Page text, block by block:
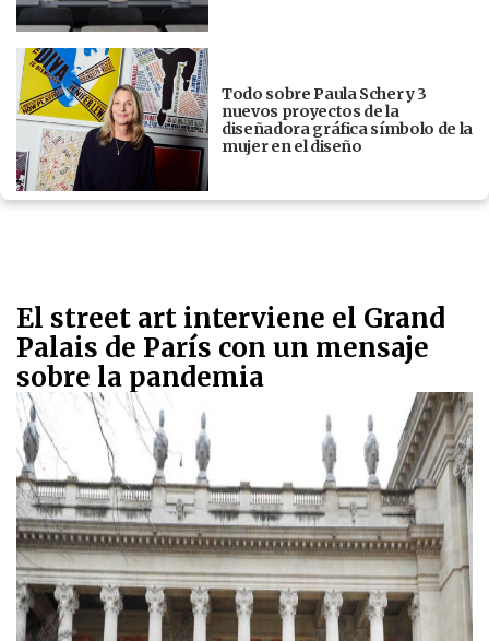
Todo sobre Paula Scher y 3
nuevos proyectos de la
diseñadora gráfica símbolo de la
mujer en el diseño
El street art interviene el Grand
Palais de París con un mensaje
sobre la pandemia